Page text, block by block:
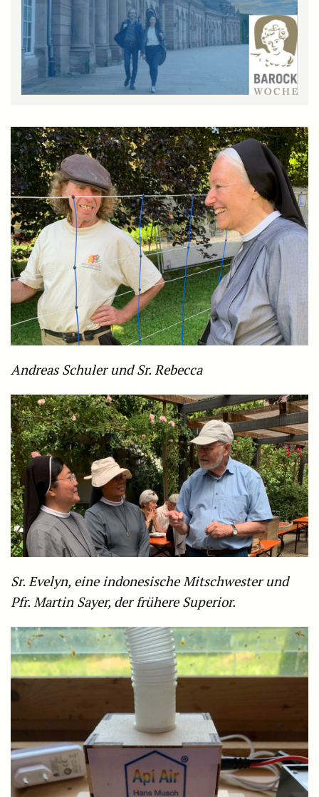
Andreas Schuler und Sr. Rebecca
Sr. Evelyn, eine indonesische Mitschwester und
Pfr. Martin Sayer, der frühere Superior.